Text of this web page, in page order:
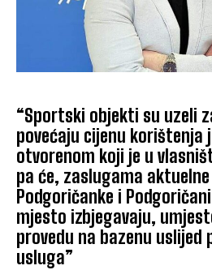
“Sportski objekti su uzeli
povećaju cijenu korištenja
otvorenom koji je u
pa će, zaslugama
Podgoričanke i
mjesto izbjegavaju,
provedu na bazenu uslijed
usluga”